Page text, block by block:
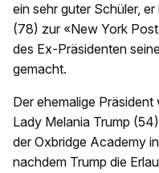
ein sehr guter Schüler,
(78) zur «New York
des Ex-Präsidenten
gemacht.
Der ehemalige
Lady Melania Trump
der Oxbridge Academy
nachdem Trump die